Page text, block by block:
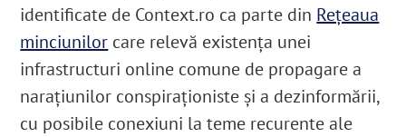
identificate de Context.ro ca parte din Rețeaua
minciunilor care relevă existența unei
infrastructuri online comune de propagare a
narațiunilor conspiraționiste și a dezinformării,
cu posibile conexiuni la teme recurente ale